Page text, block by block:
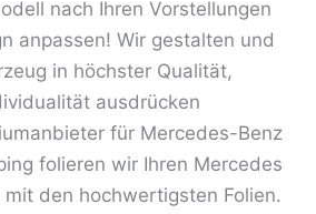
nach Ihren Vorstellungen
anpassen! Wir gestalten und
in höchster Qualität,
ausdrücken
für Mercedes-Benz
folieren wir Ihren Mercedes
den hochwertigsten Folien.